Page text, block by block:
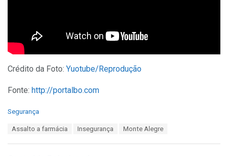
Crédito da Foto: Yuotube/Reprodução
Fonte: http://portalbo.com
C
Segurança
Assalto a farmácia Insegurança Monte Alegre